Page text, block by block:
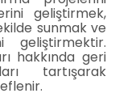
geliştirmek,
sunmak ve
geliştirmektir.
hakkında geri
tartışarak